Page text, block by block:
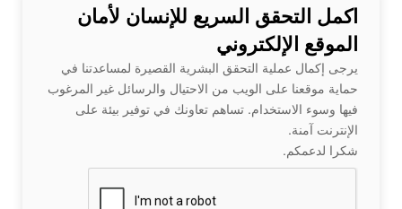
اكمل التحقق السريع للإنسان لأمان
الموقع الإلكتروني
يرجى إكمال عملية التحقق البشرية القصيرة لمساعدتنا في
حماية موقعنا على الويب من الاحتيال والرسائل غير المرغوب
فيها وسوء الاستخدام. تساهم تعاونك في توفير بيئة على
الإنترنت آمنة.
شكرا لدعمكم.